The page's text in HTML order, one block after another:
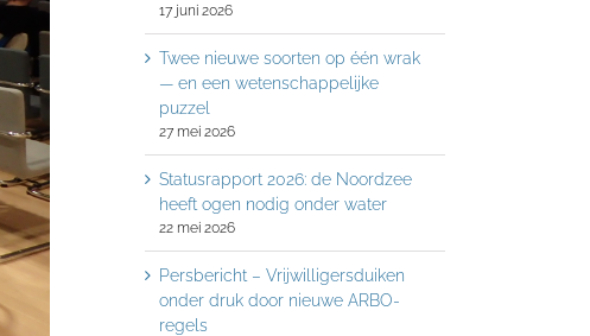
17 juni 2026
Twee nieuwe soorten op één wrak
— en een wetenschappelijke
puzzel
27 mei 2026
Statusrapport 2026: de Noordzee
heeft ogen nodig onder water
22 mei 2026
Persbericht – Vrijwilligersduiken
onder druk door nieuwe ARBO-
regels